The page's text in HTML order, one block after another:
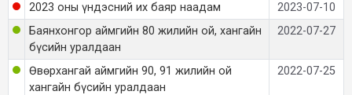
2023 оны үндэсний их баяр наадам
2023-07-10
Баянхонгор аймгийн 80 жилийн ой, хангайн
бүсийн уралдаан
2022-07-27
Өвөрхангай аймгийн 90, 91 жилийн ой
хангайн бүсийн уралдаан
2022-07-25